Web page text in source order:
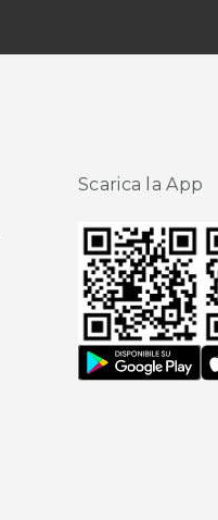
Scarica la App